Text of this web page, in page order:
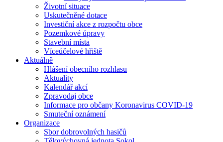
Životní situace
Uskutečněné dotace
Investiční akce z rozpočtu obce
Pozemkové úpravy
Stavební místa
Víceúčelové hřiště
Aktuálně
Hlášení obecního rozhlasu
Aktuality
Kalendář akcí
Zpravodaj obce
Informace pro občany Koronavirus COVID-19
Smuteční oznámení
Organizace
Sbor dobrovolných hasičů